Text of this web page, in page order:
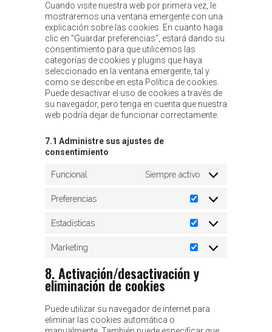
Cuando visite nuestra web por primera vez, le
mostraremos una ventana emergente con una
explicación sobre las cookies. En cuanto haga
clic en "Guardar preferencias", estará dando su
consentimiento para que utilicemos las
categorías de cookies y plugins que haya
seleccionado en la ventana emergente, tal y
como se describe en esta Política de cookies.
Puede desactivar el uso de cookies a través de
su navegador, pero tenga en cuenta que nuestra
web podría dejar de funcionar correctamente.
7.1 Administre sus ajustes de
consentimiento
Funcional Siempre activo
Preferencias
Preferencias
Estadísticas
Estadísticas
Marketing
Marketing
8. Activación/desactivación y
eliminación de cookies
Puede utilizar su navegador de internet para
eliminar las cookies automática o